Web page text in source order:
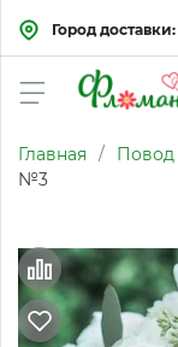
Город доставки:
Главная / Повод
№3